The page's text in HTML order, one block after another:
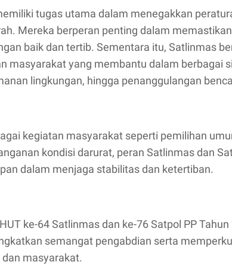
tugas utama dalam menegakkan
Mereka berperan penting dalam
baik dan tertib. Sementara itu, Satlinmas
masyarakat yang membantu dalam berbagai
lingkungan, hingga penanggulangan
kegiatan masyarakat seperti pemilihan
kondisi darurat, peran Satlinmas dan
dalam menjaga stabilitas dan ketertiban.
ke-64 Satlinmas dan ke-76 Satpol PP
semangat pengabdian serta
masyarakat.